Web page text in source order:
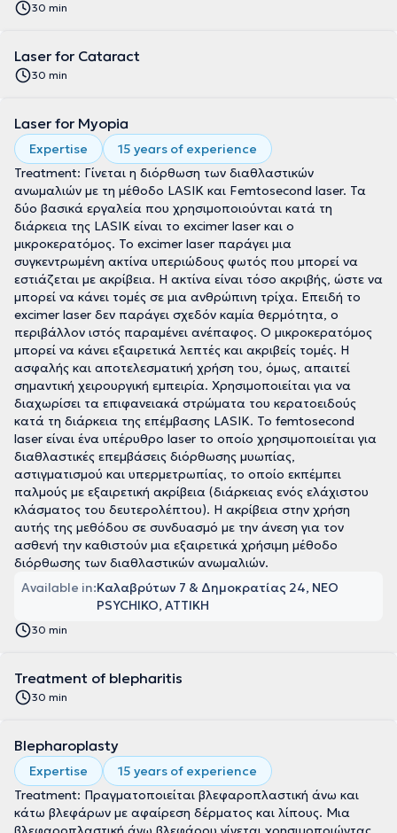
30 min
Laser for Cataract
30 min
Laser for Myopia
Expertise
15 years of experience
Treatment: Γίνεται η διόρθωση των διαθλαστικών
ανωμαλιών με τη μέθοδο LASIK και Femtosecond laser. Τα
δύο βασικά εργαλεία που χρησιμοποιούνται κατά τη
διάρκεια της LASIK είναι το excimer laser και ο
μικροκερατόμος. Το excimer laser παράγει μια
συγκεντρωμένη ακτίνα υπεριώδους φωτός που μπορεί να
εστιάζεται με ακρίβεια. Η ακτίνα είναι τόσο ακριβής, ώστε να
μπορεί να κάνει τομές σε μια ανθρώπινη τρίχα. Επειδή το
excimer laser δεν παράγει σχεδόν καμία θερμότητα, ο
περιβάλλον ιστός παραμένει ανέπαφος. Ο μικροκερατόμος
μπορεί να κάνει εξαιρετικά λεπτές και ακριβείς τομές. Η
ασφαλής και αποτελεσματική χρήση του, όμως, απαιτεί
σημαντική χειρουργική εμπειρία. Χρησιμοποιείται για να
διαχωρίσει τα επιφανειακά στρώματα του κερατοειδούς
κατά τη διάρκεια της επέμβασης LASIK. To femtosecond
laser είναι ένα υπέρυθρο laser το οποίο χρησιμοποιείται για
διαθλαστικές επεμβάσεις διόρθωσης μυωπίας,
αστιγματισμού και υπερμετρωπίας, το οποίο εκπέμπει
παλμούς με εξαιρετική ακρίβεια (διάρκειας ενός ελάχιστου
κλάσματος του δευτερολέπτου). Η ακρίβεια στην χρήση
αυτής της μεθόδου σε συνδυασμό με την άνεση για τον
ασθενή την καθιστούν μια εξαιρετικά χρήσιμη μέθοδο
διόρθωσης των διαθλαστικών ανωμαλιών.
Available in:Καλαβρύτων 7 & Δημοκρατίας 24, NEO
PSYCHIKO, ΑΤΤΙΚΗ
30 min
Treatment of blepharitis
30 min
Blepharoplasty
Expertise
15 years of experience
Treatment: Πραγματοποιείται βλεφαροπλαστική άνω και
κάτω βλεφάρων με αφαίρεση δέρματος και λίπους. Μια